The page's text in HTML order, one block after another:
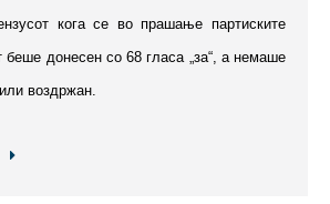
кога се во прашање партиските
беше донесен со 68 гласа „за“, а немаше
воздржан.